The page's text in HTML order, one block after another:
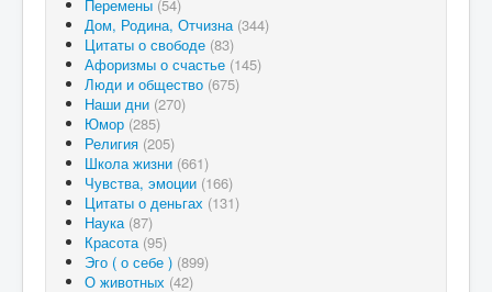
Перемены (54)
Дом, Родина, Отчизна (344)
Цитаты о свободе (83)
Афоризмы о счастье (145)
Люди и общество (675)
Наши дни (270)
Юмор (285)
Религия (205)
Школа жизни (661)
Чувства, эмоции (166)
Цитаты о деньгах (131)
Наука (87)
Красота (95)
Эго ( о себе ) (899)
О животных (42)